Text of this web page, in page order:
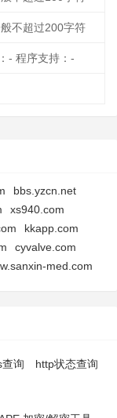
不超过200字符
- 程序支持：-
bbs.yzcn.net
xs940.com
kkapp.com
cyvalve.com
med.com
询
http状态查询